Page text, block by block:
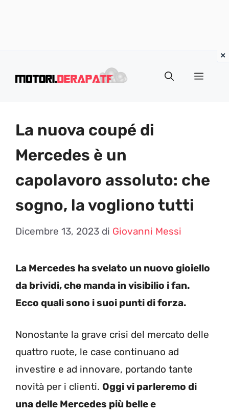
Menu
La nuova coupé di
Mercedes è un
capolavoro assoluto: che
sogno, la vogliono tutti
Dicembre 13, 2023 di Giovanni Messi
La Mercedes ha svelato un nuovo gioiello
da brividi, che manda in visibilio i fan.
Ecco quali sono i suoi punti di forza.
Nonostante la grave crisi del mercato delle
quattro ruote, le case continuano ad
investire e ad innovare, portando tante
novità per i clienti. Oggi vi parleremo di
una delle Mercedes più belle e